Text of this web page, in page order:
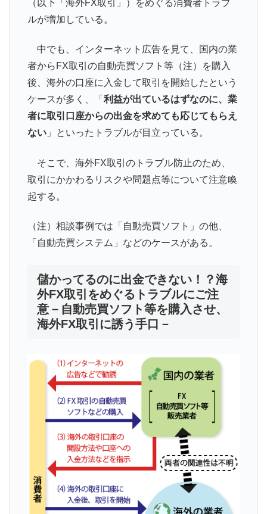
（以下「海外FX取引」）をめぐる消費者トラブ
ルが増加している。
中でも、インターネット広告を見て、国内の業
者からFX取引の自動売買ソフト等（注）を購入
後、海外の口座に入金して取引を開始したという
ケースが多く、「 利益が出ているはずなのに、業
者に取引口座からの出金を求めても応じてもらえ
ない」といったトラブルが目立っている。
そこで、海外FX取引のトラブル防止のため、
取引にかかわるリスクや問題点等について注意喚
起する。
（注）相談事例では「自動売買ソフト」の他、
「自動売買システム」などのケースがある。
儲かってるのに出金できない！？海
外FX取引をめぐるトラブルにご注
意－自動売買ソフト等を購入させ、
海外FX取引に誘う手口－